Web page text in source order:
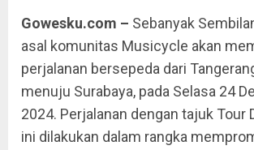
Gowesku.com – Sebanyak
asal komunitas Musicycle akan
perjalanan bersepeda dari
menuju Surabaya, pada Selasa 24
2024. Perjalanan dengan tajuk Tour
ini dilakukan dalam rangka